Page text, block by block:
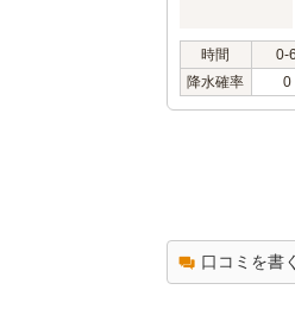
時間 0-6
降水確率
0
口コミを書く